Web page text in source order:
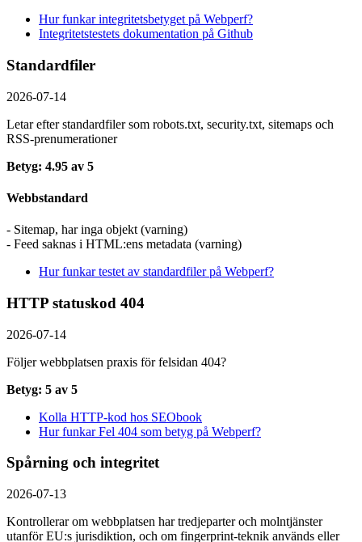
Hur funkar integritetsbetyget på Webperf?
Integritetstestets dokumentation på Github
Standardfiler
2026-07-14
Letar efter standardfiler som robots.txt, security.txt, sitemaps och
RSS-prenumerationer
Betyg: 4.95 av 5
Webbstandard
- Sitemap, har inga objekt (varning)
- Feed saknas i HTML:ens metadata (varning)
Hur funkar testet av standardfiler på Webperf?
HTTP statuskod 404
2026-07-14
Följer webbplatsen praxis för felsidan 404?
Betyg: 5 av 5
Kolla HTTP-kod hos SEObook
Hur funkar Fel 404 som betyg på Webperf?
Spårning och integritet
2026-07-13
Kontrollerar om webbplatsen har tredjeparter och molntjänster
utanför EU:s jurisdiktion, och om fingerprint-teknik används eller